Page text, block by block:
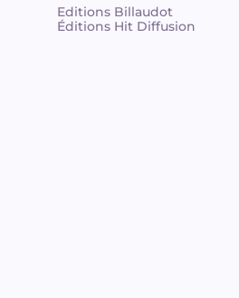
Editions Billaudot
Éditions Hit Diffusion